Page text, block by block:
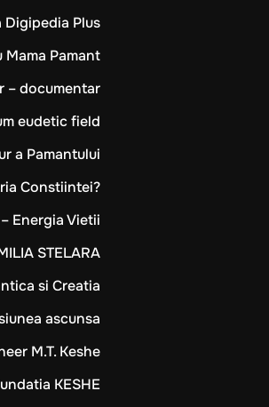
Plus
Pamant
– documentar
eudetic field
a Pamantului
Constiintei?
Energia Vietii
STELARA
si Creatia
ascunsa
M.T. Keshe
KESHE